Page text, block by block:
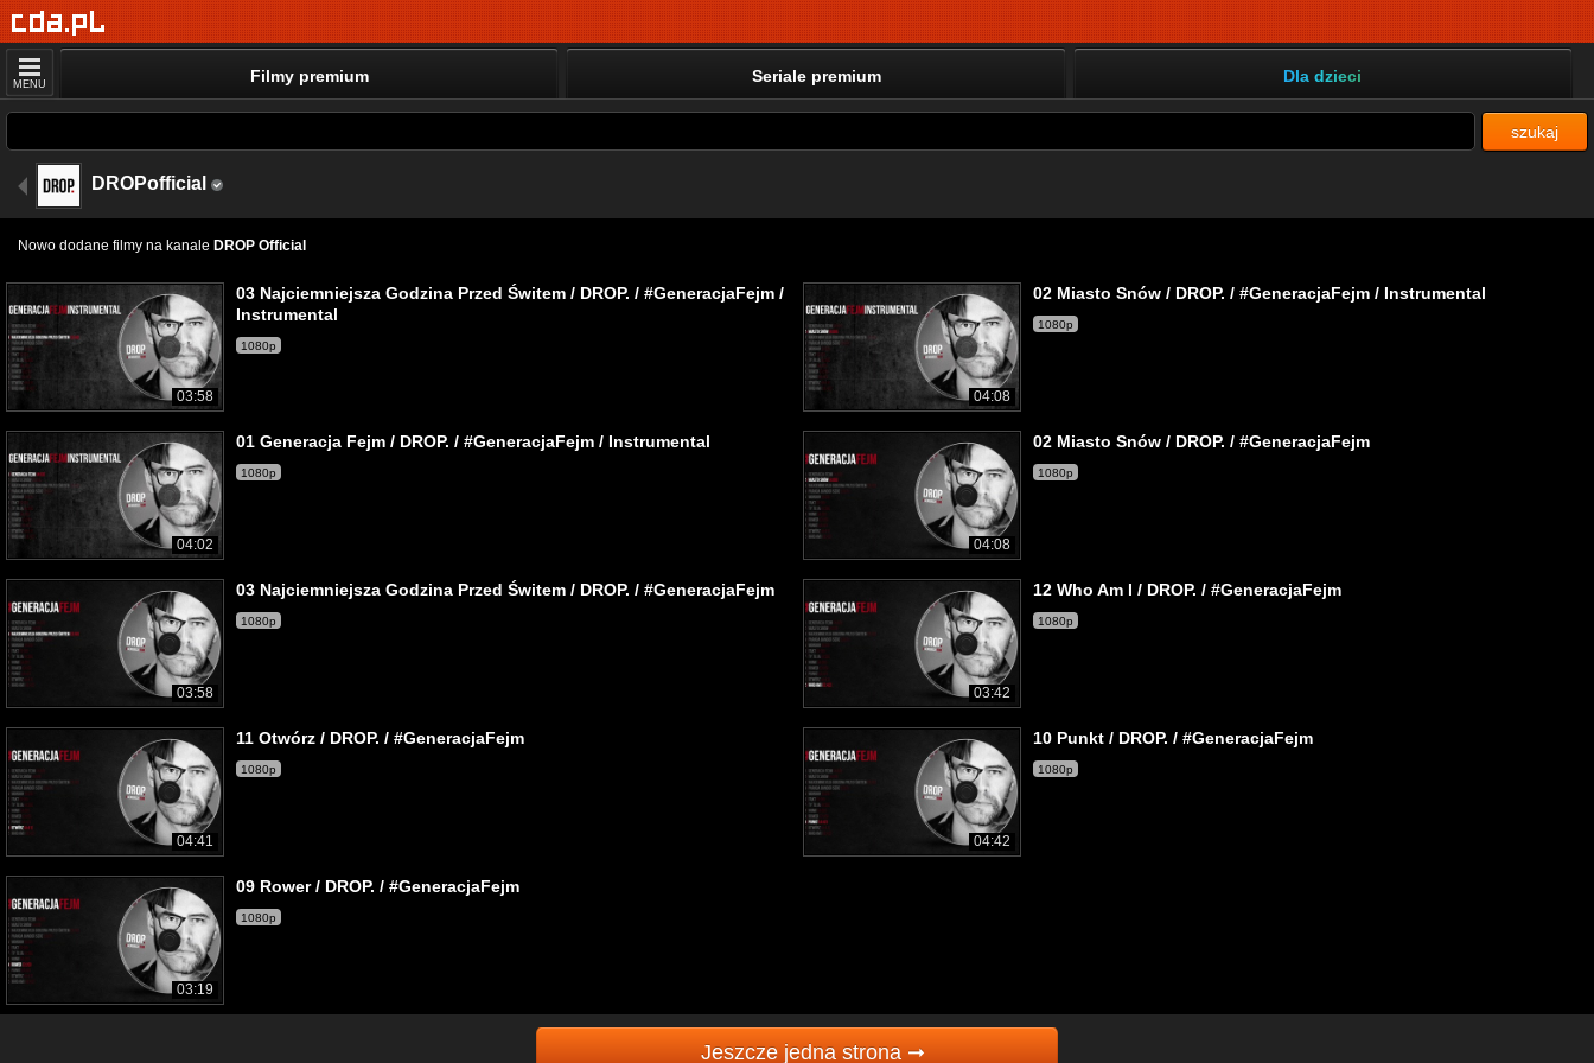
MENU Filmy premium Seriale premium Dla dzieci
szukaj
DROPofficial
Nowo dodane filmy na kanale DROP Official
03:58
03 Najciemniejsza Godzina Przed Świtem / DROP. / #GeneracjaFejm /
Instrumental
1080p
04:08
02 Miasto Snów / DROP. / #GeneracjaFejm / Instrumental
1080p
04:02
01 Generacja Fejm / DROP. / #GeneracjaFejm / Instrumental
1080p
04:08
02 Miasto Snów / DROP. / #GeneracjaFejm
1080p
03:58
03 Najciemniejsza Godzina Przed Świtem / DROP. / #GeneracjaFejm
1080p
03:42
12 Who Am I / DROP. / #GeneracjaFejm
1080p
04:41
11 Otwórz / DROP. / #GeneracjaFejm
1080p
04:42
10 Punkt / DROP. / #GeneracjaFejm
1080p
03:19
09 Rower / DROP. / #GeneracjaFejm
1080p
Jeszcze jedna strona ➞